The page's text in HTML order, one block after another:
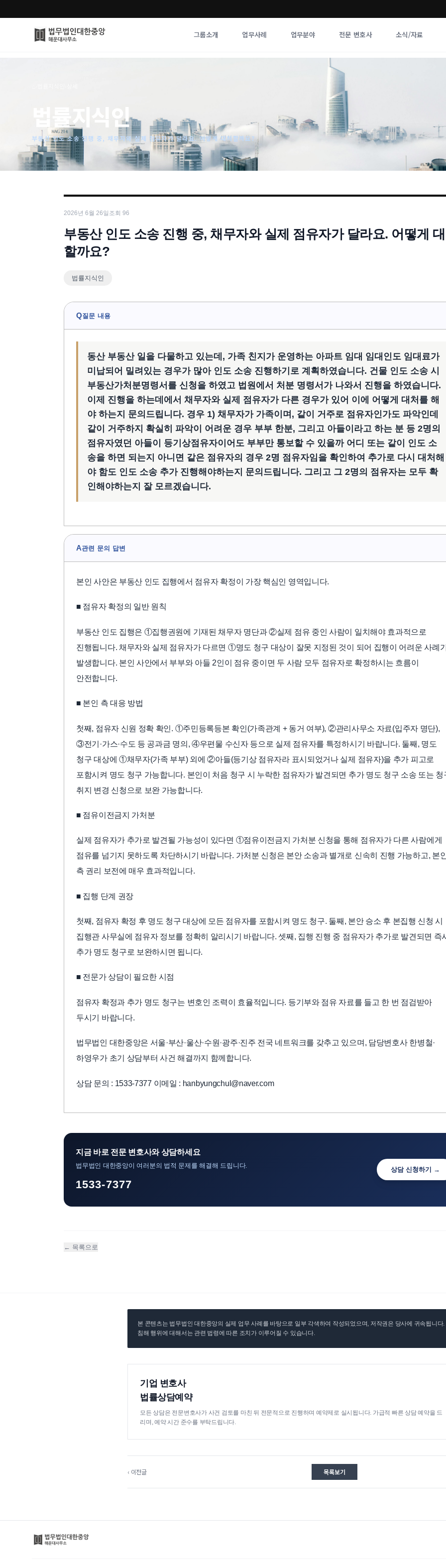
그룹소개 업무사례 업무분야 전문 변호사 소식/자료
사례분석/최신동향
법률정보
법률지식인
고객후기
법률지식인
부동산 인도 소송 진행 중, 채무자와 실제 점유자가 달라요. 어떻게 대처할까요?
2026년 6월 26일 조회 96
부동산 인도 소송 진행 중, 채무자와 실제 점유자가 달라요. 어떻게
할까요?
법률지식인
Q질문 내용
동산 부동산 일을 다물하고 있는데, 가족 친지가 운영하는 아파트 임대 임대인도 임대료가
미납되어 밀려있는 경우가 많아 인도 소송 진행하기로 계획하였습니다. 건물 인도 소송 시
부동산가처분명령서를 신청을 하였고 법원에서 처분 명령서가 나와서 진행을 하였습니다.
이제 진행을 하는데에서 채무자와 실제 점유자가 다른 경우가 있어 이에 어떻게 대처를 해
야 하는지 문의드립니다. 경우 1) 채무자가 가족이며, 같이 거주로 점유자인가도 파악인데
같이 거주하지 확실히 파악이 어려운 경우 부부 한분, 그리고 아들이라고 하는 분 등 2명의
점유자였던 아들이 등기상점유자이어도 부부만 통보할 수 있을까 어디 또는 같이 인도 소
송을 하면 되는지 아니면 같은 점유자의 경우 2명 점유자임을 확인하여 추가로 다시 대처해
야 함도 인도 소송 추가 진행해야하는지 문의드립니다. 그리고 그 2명의 점유자는 모두 확
인해야하는지 잘 모르겠습니다.
A관련 문의 답변
본인 사안은 부동산 인도 집행에서 점유자 확정이 가장 핵심인 영역입니다.
■ 점유자 확정의 일반 원칙
부동산 인도 집행은 ①집행권원에 기재된 채무자 명단과 ②실제 점유 중인 사람이 일치해야 효과적으로
진행됩니다. 채무자와 실제 점유자가 다르면 ①명도 청구 대상이 잘못 지정된 것이 되어 집행이 어려운 사례
발생합니다. 본인 사안에서 부부와 아들 2인이 점유 중이면 두 사람 모두 점유자로 확정하시는 흐름이
안전합니다.
■ 본인 측 대응 방법
첫째, 점유자 신원 정확 확인. ①주민등록등본 확인(가족관계 + 동거 여부), ②관리사무소 자료(입주자 명단),
③전기·가스·수도 등 공과금 명의, ④우편물 수신자 등으로 실제 점유자를 특정하시기 바랍니다. 둘째, 명도
청구 대상에 ①채무자(가족 부부) 외에 ②아들(등기상 점유자라 표시되었거나 실제 점유자)을 추가 피고로
포함시켜 명도 청구 가능합니다. 본인이 처음 청구 시 누락한 점유자가 발견되면 추가 명도 청구 소송 또는 청
취지 변경 신청으로 보완 가능합니다.
■ 점유이전금지 가처분
실제 점유자가 추가로 발견될 가능성이 있다면 ①점유이전금지 가처분 신청을 통해 점유자가 다른 사람에게
점유를 넘기지 못하도록 차단하시기 바랍니다. 가처분 신청은 본안 소송과 별개로 신속히 진행 가능하고, 본
측 권리 보전에 매우 효과적입니다.
■ 집행 단계 권장
첫째, 점유자 확정 후 명도 청구 대상에 모든 점유자를 포함시켜 명도 청구. 둘째, 본안 승소 후 본집행 신청 시
집행관 사무실에 점유자 정보를 정확히 알리시기 바랍니다. 셋째, 집행 진행 중 점유자가 추가로 발견되면 즉
추가 명도 청구로 보완하시면 됩니다.
■ 전문가 상담이 필요한 시점
점유자 확정과 추가 명도 청구는 변호인 조력이 효율적입니다. 등기부와 점유 자료를 들고 한 번 점검받아
두시기 바랍니다.
법무법인 대한중앙은 서울·부산·울산·수원·광주·진주 전국 네트워크를 갖추고 있으며, 담당변호사 한병철·
하영우가 초기 상담부터 사건 해결까지 함께합니다.
상담 문의 : 1533-7377 이메일 : hanbyungchul@naver.com
지금 바로 전문 변호사와 상담하세요
법무법인 대한중앙이 여러분의 법적 문제를 해결해 드립니다.
1533-7377
상담 신청하기 →
← 목록으로
본 콘텐츠는 법무법인 대한중앙의 실제 업무 사례를 바탕으로 일부 각색하여 작성되었으며, 저작권은 당사에 귀속됩니다
침해 행위에 대해서는 관련 법령에 따른 조치가 이루어질 수 있습니다.
기업 변호사
법률상담예약
모든 상담은 전문변호사가 사건 검토를 마친 뒤 전문적으로 진행하며 예약제로 실시됩니다. 가급적 빠른 상담 예약을 드
리며, 예약 시간 준수를 부탁드립니다.
‹ 이전글 목록보기